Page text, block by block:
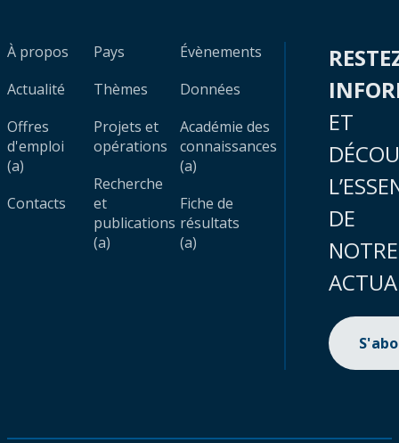
À propos
Actualité
Offres
d'emploi
(a)
Contacts
Pays
Thèmes
Projets et
opérations
Recherche
et
publications
(a)
Évènements
Données
Académie des
connaissances
(a)
Fiche de
résultats
(a)
ET
DE
NOTRE